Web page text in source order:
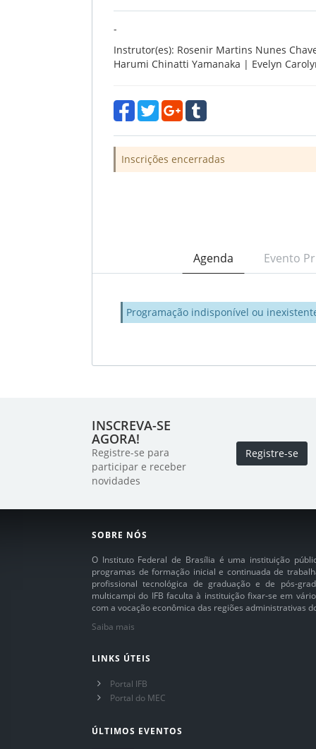
-
Instrutor(es): Rosenir Martins Nunes
Harumi Chinatti Yamanaka | Evelyn
Inscrições encerradas
Agenda Evento
Programação indisponível ou
INSCREVA-SE
AGORA!
Registre-se para
participar e receber
novidades
Registre-se
SOBRE NÓS
O Instituto Federal de Brasília é uma instituição
programas de formação inicial e continuada de
profissional tecnológica de graduação e de pós-
multicampi do IFB faculta à instituição fixar-se em
com a vocação econômica das regiões administrativas
Saiba mais
LINKS ÚTEIS
Portal IFB
Portal do MEC
ÚLTIMOS EVENTOS